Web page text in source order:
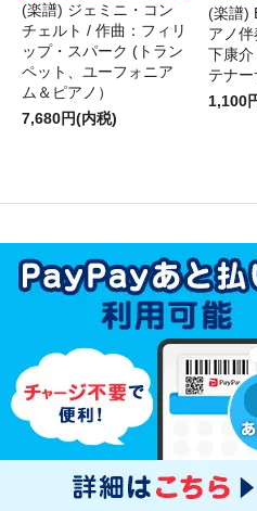
(楽譜) ジェミニ・コン
チェルト / 作曲：フィリ
ップ・スパーク (トラン
ペット、ユーフォニア
ム＆ピアノ）
7,680円(内税)
(楽譜)
アノ
下康
テナ
1,100